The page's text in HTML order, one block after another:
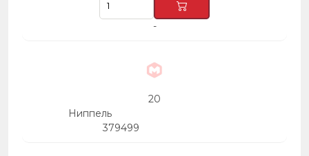
-
20
Ниппель
379499